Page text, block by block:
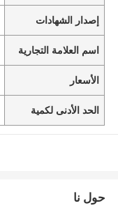
إصدار الشهادات
اسم العلامة التجارية
الأسعار
الحد الأدنى لكمية
حول نا